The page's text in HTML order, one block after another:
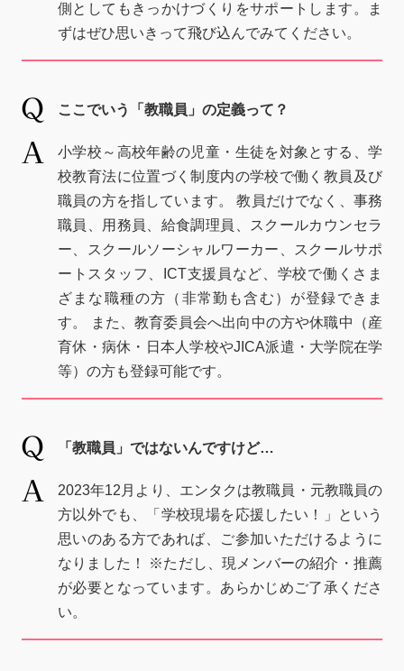
側としてもきっかけづくりをサポートします。ま
ずはぜひ思いきって飛び込んでみてください。
ここでいう「教職員」の定義って？
小学校～高校年齢の児童・生徒を対象とする、学
校教育法に位置づく制度内の学校で働く教員及び
職員の方を指しています。 教員だけでなく、事務
職員、用務員、給食調理員、スクールカウンセラ
ー、スクールソーシャルワーカー、スクールサポ
ートスタッフ、ICT支援員など、学校で働くさま
ざまな職種の方（非常勤も含む）が登録できま
す。 また、教育委員会へ出向中の方や休職中（産
育休・病休・日本人学校やJICA派遣・大学院在学
等）の方も登録可能です。
「教職員」ではないんですけど…
2023年12月より、エンタクは教職員・元教職員の
方以外でも、「学校現場を応援したい！」という
思いのある方であれば、ご参加いただけるように
なりました！ ※ただし、現メンバーの紹介・推薦
が必要となっています。あらかじめご了承くださ
い。